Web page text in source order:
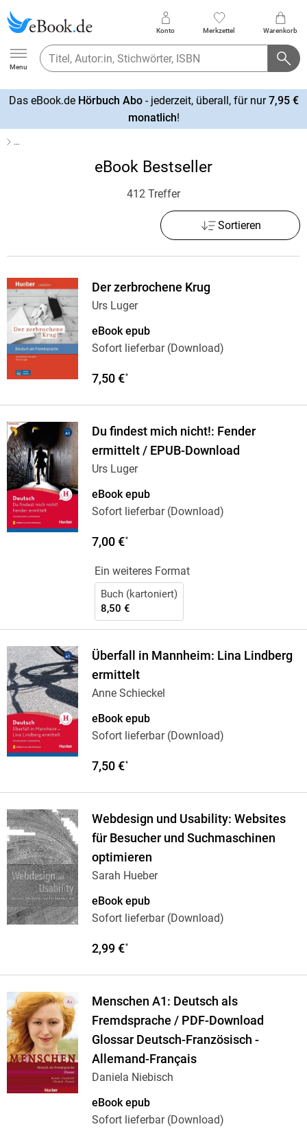
Ebook.de
Menu
Konto Merkzettel Warenkorb
Das eBook.de Hörbuch Abo- jederzeit, überall, für nur7,95 €
monatlich!
…
eBook Bestseller
412 Treffer
Sortieren
Der zerbrochene Krug
Urs Luger
eBook epub
Sofort lieferbar (Download)
7,50 €*
Du findest mich nicht!: Fender
ermittelt / EPUB-Download
Urs Luger
eBook epub
Sofort lieferbar (Download)
7,00 €*
Ein weiteres Format
Buch (kartoniert)
8,50 €
Überfall in Mannheim: Lina Lindberg
ermittelt
Anne Schieckel
eBook epub
Sofort lieferbar (Download)
7,50 €*
Webdesign und Usability: Websites
für Besucher und Suchmaschinen
optimieren
Sarah Hueber
eBook epub
Sofort lieferbar (Download)
2,99 €*
Menschen A1: Deutsch als
Fremdsprache / PDF-Download
Glossar Deutsch-Französisch -
Allemand-Français
Daniela Niebisch
eBook epub
Sofort lieferbar (Download)